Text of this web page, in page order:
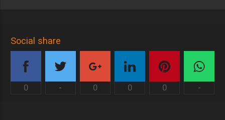
Social share
0 - 0 0 0 -